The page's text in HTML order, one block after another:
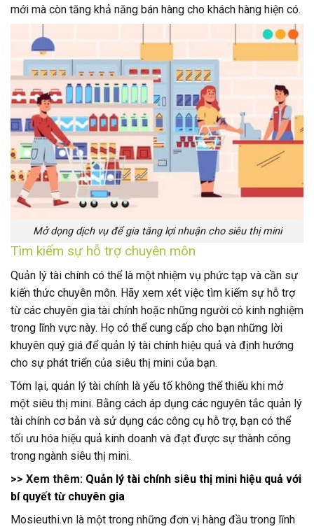
mới mà còn tăng khả năng bán hàng cho khách hàng hiện có.
Mở dọng dịch vụ để gia tăng lợi nhuận cho siêu thị mini
Tìm kiếm sự hỗ trợ chuyên môn
Quản lý tài chính có thể là một nhiệm vụ phức tạp và cần sự
kiến thức chuyên môn. Hãy xem xét việc tìm kiếm sự hỗ trợ
từ các chuyên gia tài chính hoặc những người có kinh nghiệm
trong lĩnh vực này. Họ có thể cung cấp cho bạn những lời
khuyên quý giá để quản lý tài chính hiệu quả và định hướng
cho sự phát triển của siêu thị mini của bạn.
Tóm lại, quản lý tài chính là yếu tố không thể thiếu khi mở
một siêu thị mini. Bằng cách áp dụng các nguyên tắc quản lý
tài chính cơ bản và sử dụng các công cụ hỗ trợ, bạn có thể
tối ưu hóa hiệu quả kinh doanh và đạt được sự thành công
trong ngành siêu thị mini.
>> Xem thêm: Quản lý tài chính siêu thị mini hiệu quả với
bí quyết từ chuyên gia
Mosieuthi.vn là một trong những đơn vị hàng đầu trong lĩnh